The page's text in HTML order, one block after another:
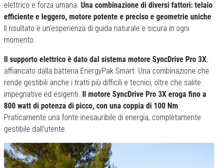
elettrico e forza umana. Una combinazione di diversi fattori: telaio
efficiente e leggero, motore potente e preciso e geometrie uniche.
Il risultato è un’esperienza di guida naturale e sicura in ogni
momento.
Il supporto elettrico è dato dal sistema motore SyncDrive Pro 3X,
affiancato dalla batteria EnergyPak Smart. Una combinazione che
rende gestibili anche i tratti più difficili e tecnici, oltre che salite
impegnative ed esigenti.
Il motore SyncDrive Pro 3X eroga fino a
800 watt di potenza di picco, con una coppia di 100 Nm.
Praticamente una fonte inesauribile di energia, completamente
gestibile dall’utente.